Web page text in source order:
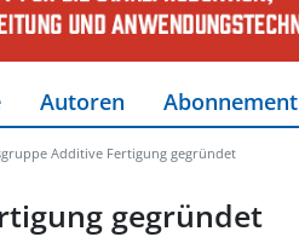
Autoren Abonnement
Additive Fertigung gegründet
gegründet